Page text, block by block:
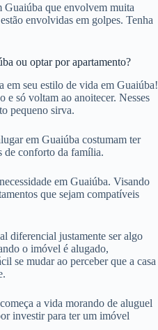
Guaiúba que envolvem muita
envolvidas em golpes. Tenha
ou optar por apartamento?
em seu estilo de vida em Guaiúba!
e só voltam ao anoitecer. Nesses
pequeno sirva.
em Guaiúba costumam ter
de conforto da família.
em Guaiúba. Visando
que sejam compatíveis
diferencial justamente ser algo
o imóvel é alugado,
se mudar ao perceber que a casa
a vida morando de aluguel
investir para ter um imóvel